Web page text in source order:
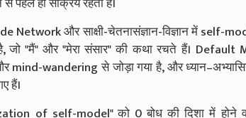
और साक्षी-चेतनासंज्ञान-विज्ञान में self-
जो "मैं" और "मेरा संसार" की कथा रचते हैं।
mind-wandering से जोड़ा गया है, और
हैं।
of self-model" को 0 बोध की दिशा में होने